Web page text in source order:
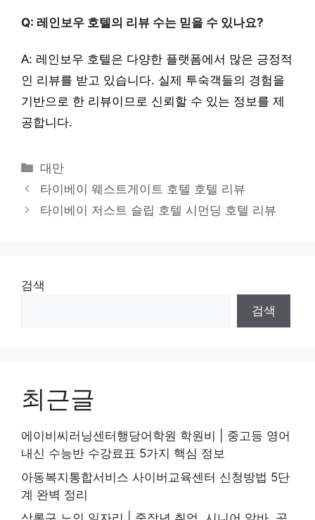
Q: 레인보우 호텔의 리뷰 수는 믿을 수 있나요?
A: 레인보우 호텔은 다양한 플랫폼에서 많은 긍정적
인 리뷰를 받고 있습니다. 실제 투숙객들의 경험을
기반으로 한 리뷰이므로 신뢰할 수 있는 정보를 제
공합니다.
카
테
리
대만
타이베이 웨스트게이트 호텔 호텔 리뷰
타이베이 저스트 슬립 호텔 시먼딩 호텔 리뷰
검색
검색
최근글
에이비씨러닝센터행당어학원 학원비 | 중고등 영어
내신 수능반 수강료표 5가지 핵심 정보
아동복지통합서비스 사이버교육센터 신청방법 5단
계 완벽 정리